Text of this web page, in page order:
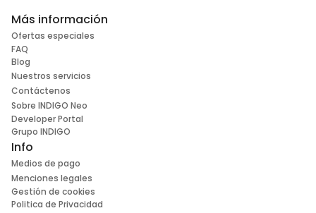
Más información
Ofertas especiales
FAQ
Blog
Nuestros servicios
Contáctenos
Sobre INDIGO Neo
Developer Portal
Grupo INDIGO
Info
Medios de pago
Menciones legales
Gestión de cookies
Politica de Privacidad